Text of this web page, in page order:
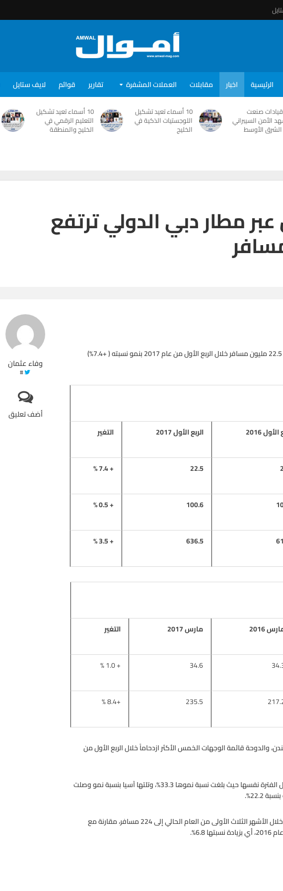
الرئيسية اخبار مقابلات العملات المشفرة تقارير قوائم لايف ستايل
10 قيادات صنعت
الأمن السيبراني
الأوسط
10 أسماء تعيد تشكيل
اللوجستيات الذكية في
الخليج
10 أسماء تعيد تشكيل
التعليم الرقمي في
الخليج والمنطقة
مطار دبي الدولي ترتفع
وفاء عثمان
#
أضف تعليق
ارتفعت أعداد المسافرين عبر مطار دبي الدولي إلى 22.5 مليون مسافر خلال الربع الأول من عام 2017 بنمو نسبته ( +7.4%)
2016 الربع الأول 2017 التغير
22.5
+ 7.4 %
100.6
+ 0.5 %
636.5
+ 3.5 %
2016 مارس 2017 التغير
34.6
+ 1.0 %
235.5
+8.4 %
والدوحة قائمة الوجهات الخمس الأكثر ازدحاماً خلال الربع الأول من
وجاءت أوروبا الشرقية من اكثر الأسواق توسعاً خلال الفترة نفسها حيث بلغت نسبة نموها 33.3%، وتلتها آسيا بنسبة نمو وصلت
وارتفع متوسط عدد المسافرين في الرحلة الواحدة خلال الأشهر الثلاث الأولى من العام الحالي إلى 224 مسافر، مقارنة مع